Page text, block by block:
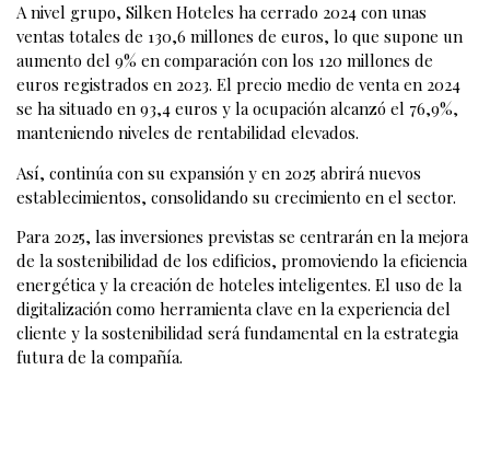
A nivel grupo, Silken Hoteles ha cerrado 2024 con unas
ventas totales de 130,6 millones de euros, lo que supone un
aumento del 9% en comparación con los 120 millones de
euros registrados en 2023. El precio medio de venta en 2024
se ha situado en 93,4 euros y la ocupación alcanzó el 76,9%,
manteniendo niveles de rentabilidad elevados.
Así, continúa con su expansión y en 2025 abrirá nuevos
establecimientos, consolidando su crecimiento en el sector.
Para 2025, las inversiones previstas se centrarán en la mejora
de la sostenibilidad de los edificios, promoviendo la eficiencia
energética y la creación de hoteles inteligentes. El uso de la
digitalización como herramienta clave en la experiencia del
cliente y la sostenibilidad será fundamental en la estrategia
futura de la compañía.